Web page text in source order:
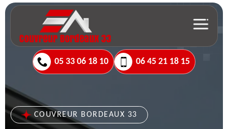
05 33 06 18 10 06 45 21 18 15
COUVREUR BORDEAUX 33